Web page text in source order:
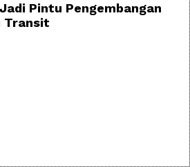
Pintu Pengembangan
Transit